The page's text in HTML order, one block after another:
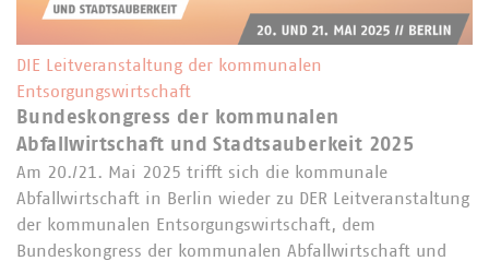
DIE Leitveranstaltung der kommunalen
Entsorgungswirtschaft
Bundeskongress der kommunalen
Abfallwirtschaft und Stadtsauberkeit 2025
Am 20./21. Mai 2025 trifft sich die kommunale
Abfallwirtschaft in Berlin wieder zu DER Leitveranstaltung
der kommunalen Entsorgungswirtschaft, dem
Bundeskongress der kommunalen Abfallwirtschaft und